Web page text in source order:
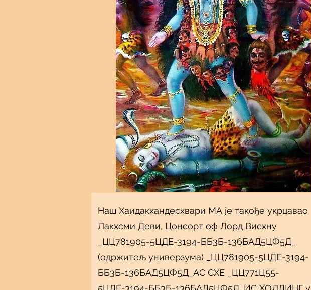
Наш Хаидакхандесхвари МА је такође укрцавао
Лакхсми Деви, Цонсорт оф Лорд Висхну
_ЦЦ781905-5ЦДЕ-3194-ББ3Б-136БАД5ЦФ5Д_
(одржитељ универзума) _ЦЦ781905-5ЦДЕ-3194-
ББ3Б-136БАД5ЦФ5Д_АС СХЕ _ЦЦ771Ц55-